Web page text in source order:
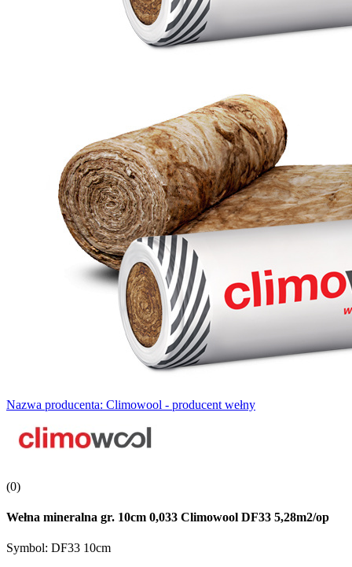
Nazwa producenta: Climowool - producent wełny
(0)
Wełna mineralna gr. 10cm 0,033 Climowool DF33 5,28m2/op
Symbol: DF33 10cm